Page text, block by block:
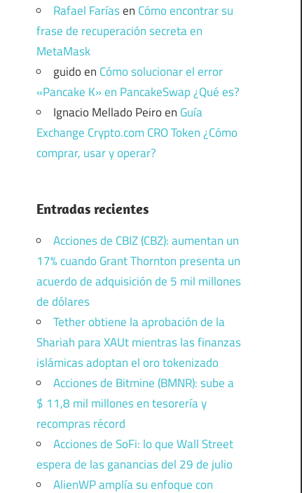
Rafael Faríasen Cómo encontrar su
frase de recuperación secreta en
MetaMask
guidoen Cómo solucionar el error
«Pancake K» en PancakeSwap ¿Qué es?
Ignacio Mellado Peiroen Guía
Exchange Crypto.com CRO Token ¿Cómo
comprar, usar y operar?
Entradas recientes
Acciones de CBIZ (CBZ): aumentan un
17% cuando Grant Thornton presenta un
acuerdo de adquisición de 5 mil millones
de dólares
Tether obtiene la aprobación de la
Shariah para XAUt mientras las finanzas
islámicas adoptan el oro tokenizado
Acciones de Bitmine (BMNR): sube a
$ 11,8 mil millones en tesorería y
recompras récord
Acciones de SoFi: lo que Wall Street
espera de las ganancias del 29 de julio
AlienWP amplía su enfoque con